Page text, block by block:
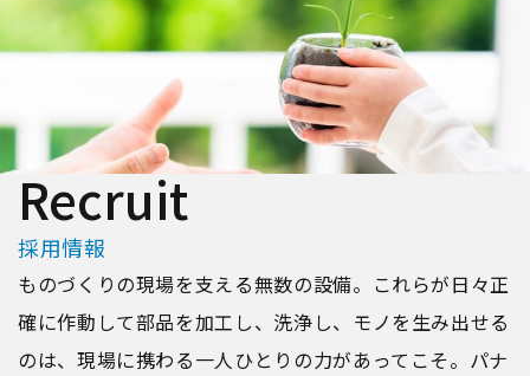
Recruit
採用情報
ものづくりの現場を支える無数の設備。これらが日々正
確に作動して部品を加工し、洗浄し、モノを生み出せる
のは、現場に携わる一人ひとりの力があってこそ。パナ